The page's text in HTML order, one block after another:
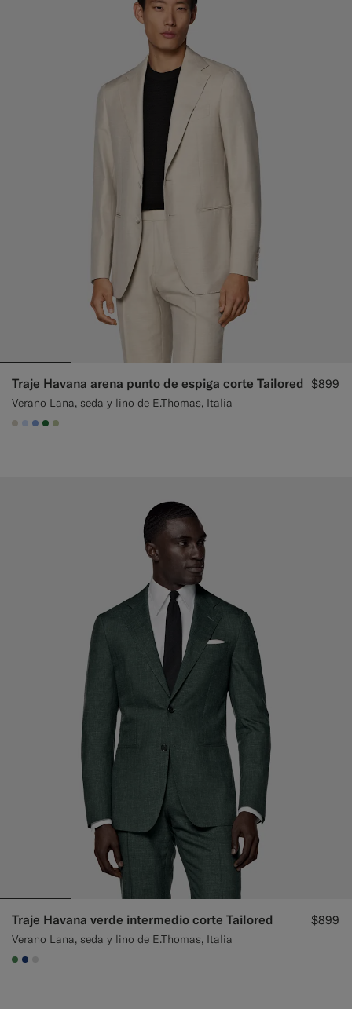
Traje Havana arena punto de espiga corte Tailored
Verano Lana, seda y lino de E.Thomas, Italia
$899
#D7D1C3
#CCDCF9
#82A1DC
#227038
#BDC9A0
Traje Havana verde intermedio corte Tailored
Verano Lana, seda y lino de E.Thomas, Italia
$899
#4D8C57
#1C3D7A